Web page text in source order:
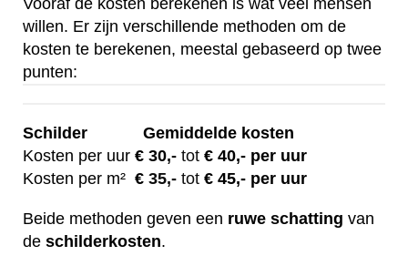
Vooraf de kosten berekenen is wat veel mensen
willen. Er zijn verschillende methoden om de
kosten te berekenen, meestal gebaseerd op twee
punten:
Schilder
Gemiddelde kosten
Kosten per uur € 30,- tot € 40,- per uur
Kosten per m² € 35,- tot € 45,- per uur
Beide methoden geven een ruwe schatting van
de schilderkosten.